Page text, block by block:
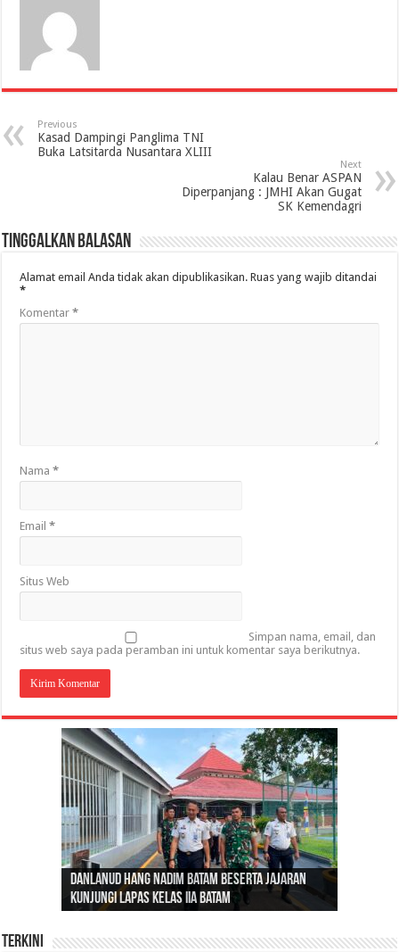
Previous
Kasad Dampingi Panglima TNI
Buka Latsitarda Nusantara XLIII
Next
Kalau Benar ASPAN
Diperpanjang : JMHI Akan Gugat
SK Kemendagri
Tinggalkan Balasan
Alamat email Anda tidak akan dipublikasikan. Ruas yang wajib ditandai
*
Komentar*
Nama*
Email*
Situs Web
Simpan nama, email, dan
situs web saya pada peramban ini untuk komentar saya berikutnya.
Danlanud Hang Nadim Batam Beserta Jajaran
Kunjungi Lapas Kelas IIA Batam
Silaturahmi dan Reses Komite I DPD RI di Polda
Jambi Bahas Sinergitas Penanganan Narkotika
Gubernur Al Haris: Lomba Cerdas Cermat Sarana
Edukasi Pembentukan Karakter Generasi
Penerus
Gubernur Al Haris Dorong Koperasi Merah Putih
Cepat Beroperasi Agar Bisa Layani Masyarakat
Penuhi Kebutuhannya
Sosok Fenomenal yang Menggetarkan
Nusantara: Ratu Wangsa, Wanita Berkelas
dengan Pengaruh Internasional
Terkini